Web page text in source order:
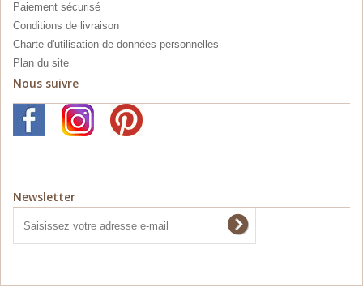
Paiement sécurisé
Conditions de livraison
Charte d'utilisation de données personnelles
Plan du site
Nous suivre
Newsletter